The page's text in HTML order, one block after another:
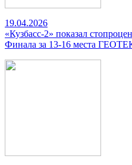
19.04.2026
«Кузбасс-2» показал
Финала за 13-16 места